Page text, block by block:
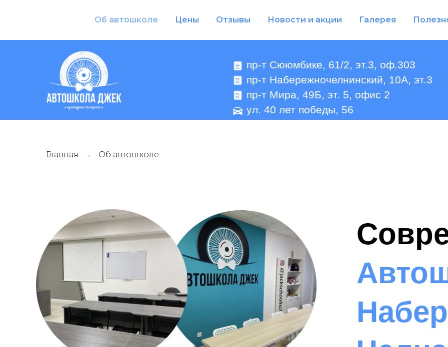
Об автошколе Цены Отзывы Новости и акции Галерея
пр-т Сююмбике, 61/2, эт.3, оф.303
пр-т Набережночелнинский, 10А, эт.3
пр-т Мира, 49Б, эт. 5, офис 2
ул. 40 лет победы, 56
Главная → Об автошколе